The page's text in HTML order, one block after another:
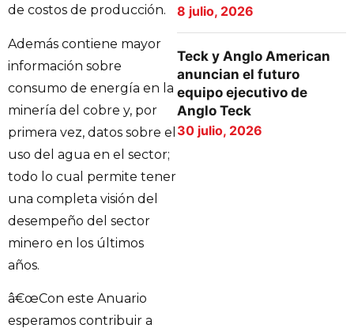
de costos de producción.
Además contiene mayor
información sobre
consumo de energía en la
minería del cobre y, por
primera vez, datos sobre el
uso del agua en el sector;
todo lo cual permite tener
una completa visión del
desempeño del sector
minero en los últimos
años.
â€œCon este Anuario
esperamos contribuir a
8 julio, 2026
Teck y Anglo American
anuncian el futuro
equipo ejecutivo de
Anglo Teck
30 julio, 2026